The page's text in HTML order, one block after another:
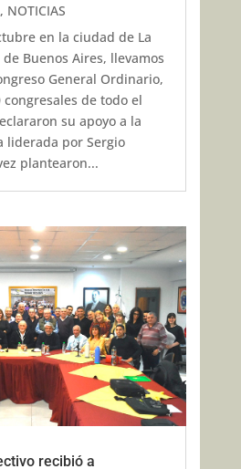
, NOTICIAS
en la ciudad de La
Buenos Aires, llevamos
General Ordinario,
congresales de todo el
su apoyo a la
liderada por Sergio
plantearon...
recibió a